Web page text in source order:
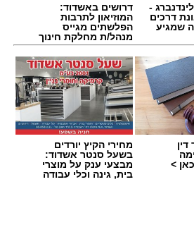
-
דרכים
שמגיע
דרושים באשדוד:
המוזיאון לתרבות
הפלשתים מגייס
מנהל/ת מחלקת חינוך
>
מחירי הקיץ יורדים
בשעל סנטר אשדוד:
מבצעי ענק על מוצרי
בית, גינה וכלי עבודה